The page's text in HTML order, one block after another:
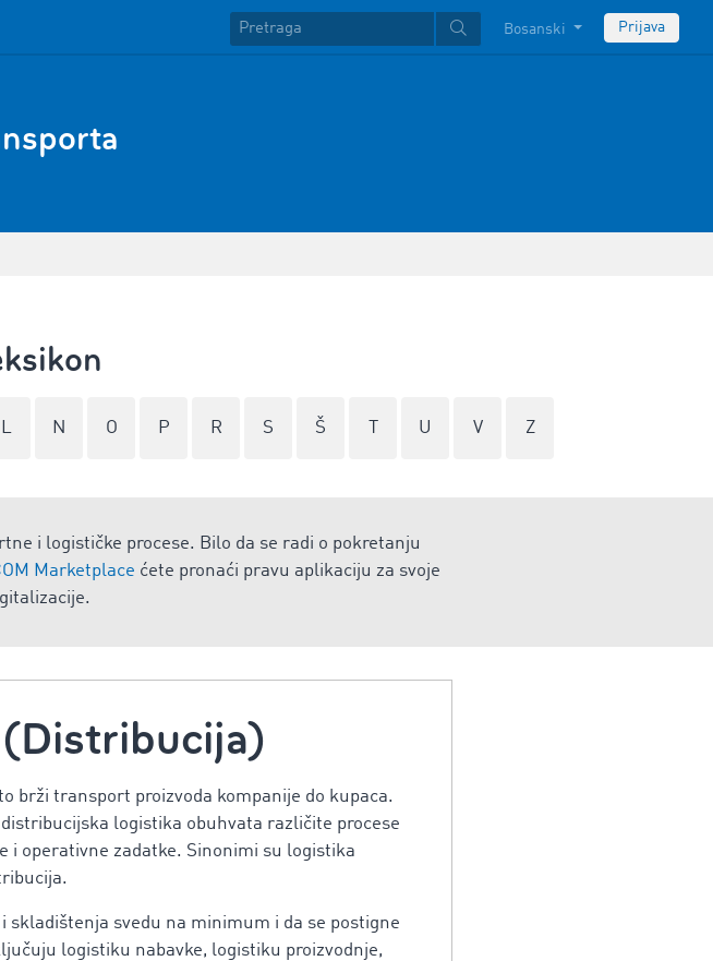
Bosanski Prijava
L N O P R S Š U V Z
i logističke procese. Bilo da se radi o pokretanju
Marketplace ćete pronaći pravu aplikaciju za svoje
brži transport proizvoda kompanije do kupaca.
logistika obuhvata različite procese
i operativne zadatke. Sinonimi su logistika
svedu na minimum i da se postigne
logistiku nabavke, logistiku proizvodnje,